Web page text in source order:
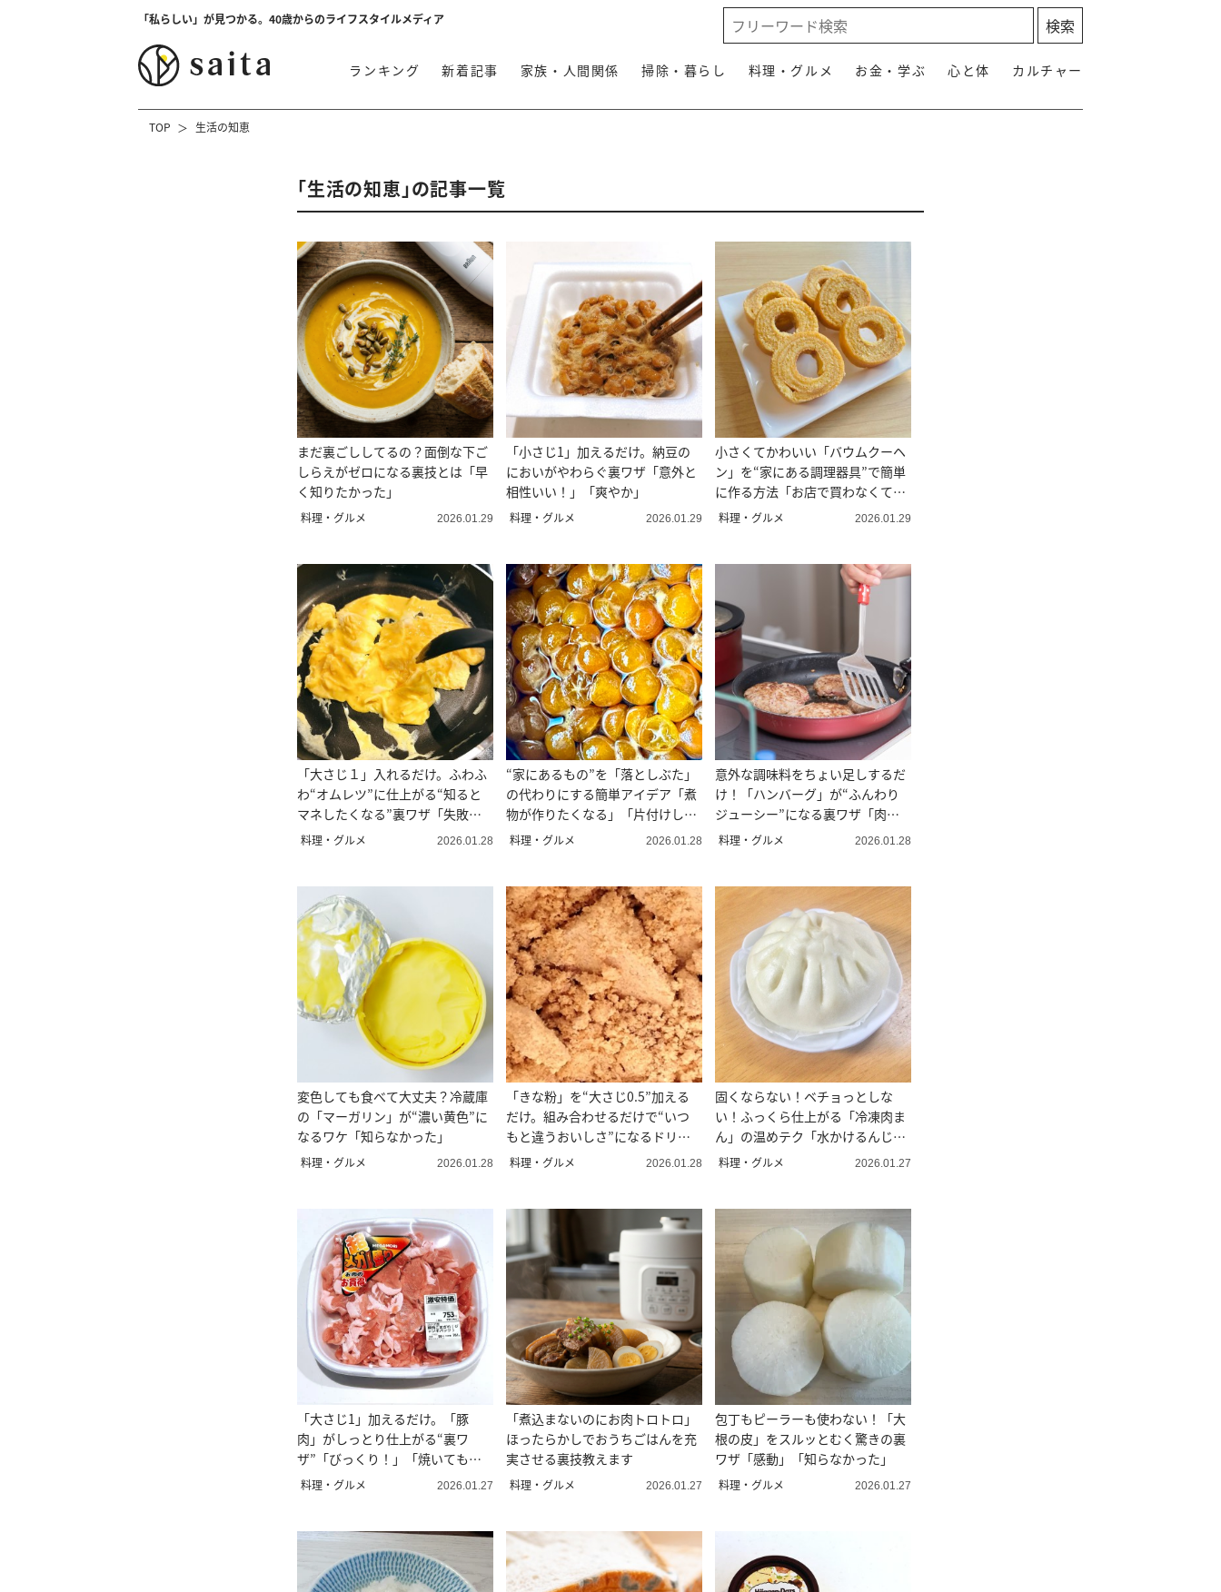
「私らしい」が見つかる。40歳からのライフスタイルメディア
ランキング 新着記事 家族・人間関係 掃除・暮らし 料理・グルメ お金・学ぶ 心と体 カルチャー
TOP 生活の知恵
「生活の知恵」の記事一覧
まだ裏ごししてるの？面倒な下ご
しらえがゼロになる裏技とは「早
く知りたかった」
料理・グルメ 2026.01.29
「小さじ1」加えるだけ。納豆の
においがやわらぐ裏ワザ「意外と
相性いい！」「爽やか」
料理・グルメ 2026.01.29
小さくてかわいい「バウムクーヘ
ン」を“家にある調理器具”で簡単
に作る方法「お店で買わなくてい
い」
料理・グルメ 2026.01.29
「大さじ１」入れるだけ。ふわふ
わ“オムレツ”に仕上がる“知ると
マネしたくなる”裏ワザ「失敗し
ない」
料理・グルメ 2026.01.28
“家にあるもの”を「落としぶた」
の代わりにする簡単アイデア「煮
物が作りたくなる」「片付けしや
すい」
料理・グルメ 2026.01.28
意外な調味料をちょい足しするだ
け！「ハンバーグ」が“ふんわり
ジューシー”になる裏ワザ「肉汁
あふれる」
料理・グルメ 2026.01.28
変色しても食べて大丈夫？冷蔵庫
の「マーガリン」が“濃い黄色”に
なるワケ「知らなかった」
料理・グルメ 2026.01.28
「きな粉」を“大さじ0.5”加える
だけ。組み合わせるだけで“いつ
もと違うおいしさ”になるドリン
ク
料理・グルメ 2026.01.28
固くならない！ベチョっとしな
い！ふっくら仕上がる「冷凍肉ま
ん」の温めテク「水かけるんじゃ
ないんだ」
料理・グルメ 2026.01.27
「大さじ1」加えるだけ。「豚
肉」がしっとり仕上がる“裏ワ
ザ”「びっくり！」「焼いても、
茹でてもよし」
料理・グルメ 2026.01.27
「煮込まないのにお肉トロトロ」
ほったらかしでおうちごはんを充
実させる裏技教えます
料理・グルメ 2026.01.27
包丁もピーラーも使わない！「大
根の皮」をスルッとむく驚きの裏
ワザ「感動」「知らなかった」
料理・グルメ 2026.01.27